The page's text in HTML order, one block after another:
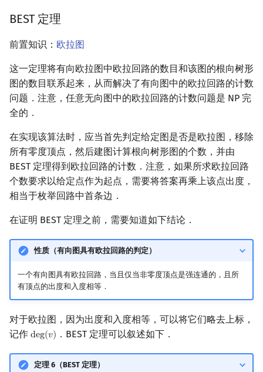
BEST 定理
前置知识： 欧拉图
这一定理将有向欧拉图中欧拉回路的数目和该图的根向树形
图的数目联系起来，从而解决了有向图中的欧拉回路的计数
问题．注意，任意无向图中的欧拉回路的计数问题是 NP 完
全的．
在实现该算法时，应当首先判定给定图是否是欧拉图，移除
所有零度顶点，然后建图计算根向树形图的个数，并由
BEST 定理得到欧拉回路的计数．注意，如果所求欧拉回路
个数要求以给定点作为起点，需要将答案再乘上该点出度，
相当于枚举回路中首条边．
在证明 BEST 定理之前，需要知道如下结论．
性质（有向图具有欧拉回路的判定）
一个有向图具有欧拉回路，当且仅当非零度顶点是强连通的，且所
有顶点的出度和入度相等．
对于欧拉图，因为出度和入度相等，可以将它们略去上标，
记作 deg(𝑣)
deg(v) ．BEST 定理可以叙述如下．
定理 6（BEST 定理）